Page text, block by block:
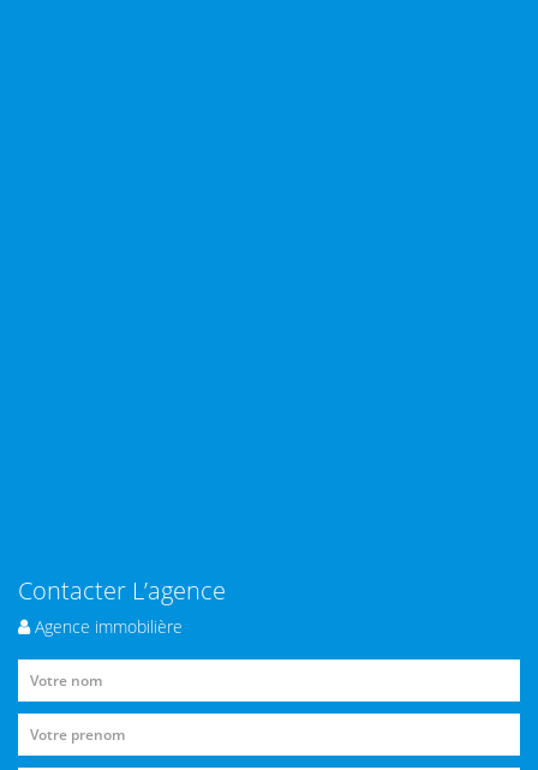
Contacter L’agence
Agence immobilière